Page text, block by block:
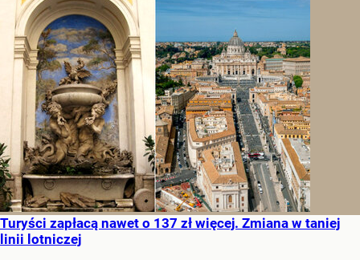
Turyści zapłacą nawet o 137 zł więcej. Zmiana w taniej
linii lotniczej